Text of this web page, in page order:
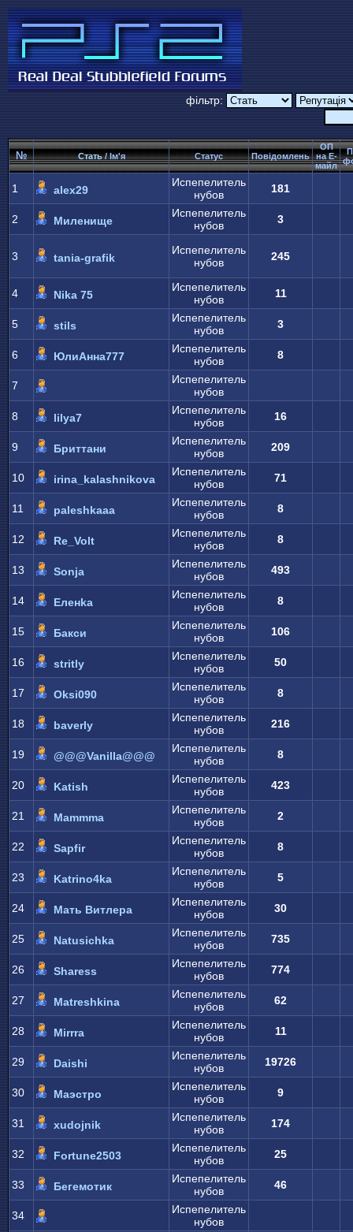
фільтр:
№ Стать/ Ім'я Статус Повідомлень
ОП
на Е-
майл
1 alex29
Испепелитель
нубов
181
2 Миленище
Испепелитель
нубов
3
3 tania-grafik
Испепелитель
нубов
245
4 Nika 75
Испепелитель
нубов
11
5 stils
Испепелитель
нубов
3
6 ЮлиАнна777
Испепелитель
нубов
8
7
Испепелитель
нубов
8
lilya7
Испепелитель
нубов
16
9 Бриттани
Испепелитель
нубов
209
10 irina_kalashnikova
Испепелитель
нубов
71
11 paleshkaaa
Испепелитель
нубов
8
12 Re_Volt
Испепелитель
нубов
8
13 Sonja
Испепелитель
нубов
493
14 Еленkа
Испепелитель
нубов
8
15 Бакси
Испепелитель
нубов
106
16 stritly
Испепелитель
нубов
50
17 Oksi090
Испепелитель
нубов
8
18 baverly
Испепелитель
нубов
216
19 @@@Vanilla@@@
Испепелитель
нубов
8
20 Katish
Испепелитель
нубов
423
21 Mammma
Испепелитель
нубов
2
22 Sapfir
Испепелитель
нубов
8
23 Katrino4ka
Испепелитель
нубов
5
24 Мать Витлера
Испепелитель
нубов
30
25 Natusichka
Испепелитель
нубов
735
26 Sharess
Испепелитель
нубов
774
27 Matreshkina
Испепелитель
нубов
62
28 Mirrra
Испепелитель
нубов
11
29 Daishi
Испепелитель
нубов
19726
30 Маэстро
Испепелитель
нубов
9
31 xudojnik
Испепелитель
нубов
174
32 Fortune2503
Испепелитель
нубов
25
33 Бегемотик
Испепелитель
нубов
46
34
Испепелитель
нубов